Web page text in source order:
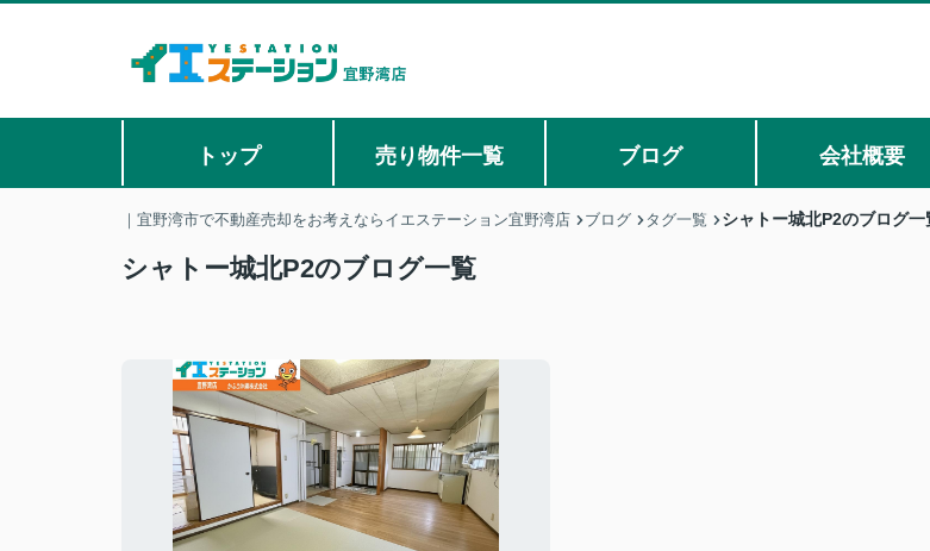
トップ 売り物件一覧 ブログ 会社概要
｜宜野湾市で不動産売却をお考えならイエステーション宜野湾店 ブログ タグ一覧 シャトー城北P2のブログ一
シャトー城北P2のブログ一覧